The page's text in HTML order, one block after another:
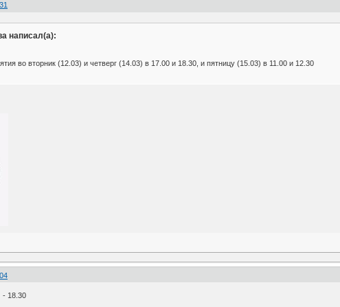
написал(а):
во вторник (12.03) и четверг (14.03) в 17.00 и 18.30, и пятницу (15.03) в 11.00 и 12.30
- 18.30